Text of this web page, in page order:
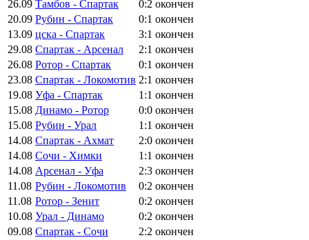
26.09 Тамбов - Спартак 0:2 окончен
20.09 Рубин - Спартак 0:1 окончен
13.09 цска - Спартак 3:1 окончен
29.08 Спартак - Арсенал 2:1 окончен
26.08 Ротор - Спартак 0:1 окончен
23.08 Спартак - Локомотив 2:1 окончен
19.08 Уфа - Спартак 1:1 окончен
15.08 Динамо - Ротор 0:0 окончен
15.08 Рубин - Урал 1:1 окончен
14.08 Спартак - Ахмат 2:0 окончен
14.08 Сочи - Химки 1:1 окончен
14.08 Арсенал - Уфа 2:3 окончен
11.08 Рубин - Локомотив 0:2 окончен
11.08 Ротор - Зенит 0:2 окончен
10.08 Урал - Динамо 0:2 окончен
09.08 Спартак - Сочи 2:2 окончен